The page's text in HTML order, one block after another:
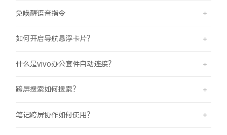
免唤醒语音指令
如何开启导航悬浮卡片？
什么是vivo办公套件自动连接？
跨屏搜索如何搜索？
笔记跨屏协作如何使用？